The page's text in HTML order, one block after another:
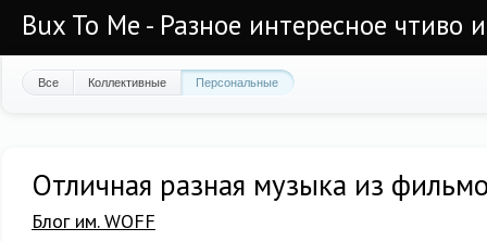
Bux To Me - Разное интересное чтиво
Все Коллективные Персональные
Отличная разная музыка из
Блог им. WOFF